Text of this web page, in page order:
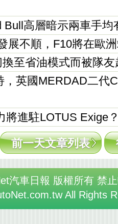
Bull高層暗示兩車手均
展不順，F10將在歐
至省油模式而被隊友
英國MERDAD二代
將進駐LOTUS Exige
前一天文章列表
汽車日報 版權所有 禁
All Rights